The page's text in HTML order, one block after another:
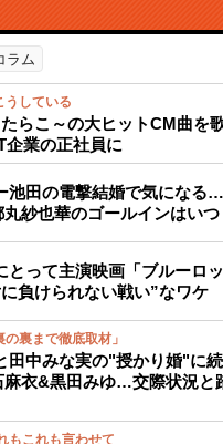
ラム
うしている
らこ～の大ヒットCM曲を
企業の正社員に
池田の電撃結婚で気になる
紗也華のゴールインはいつ
とって主演映画「ブルーロ
負けられない戦い”なワケ
裏まで徹底取材」
田中みな実の"授かり婚"に
麻衣&黒田みゆ…交際状況と
もこれも言わせて